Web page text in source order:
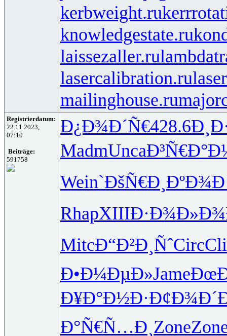
kerbweight.ru
knowledgestate.ru
laissezaller.ru
lasercalibration.ru
mailinghouse.ru
Registrierdatum:
22.11.2023,
07:10
Beiträge:
591758
Ð¿Ð¾Ð´Ñ€428.6
MadmUnca
Wein`ÐšÑ€Ð¸
RhapXIIIÐ·Ð¾Ð»Ð¾
MitcÐ“Ð²Ð¸ÑˆCirc
Ð•Ð¼ÐµÐ»Jame
Ð¥Ð°Ð½Ð·
Ð°Ñ€Ñ…Ð¸ Zone